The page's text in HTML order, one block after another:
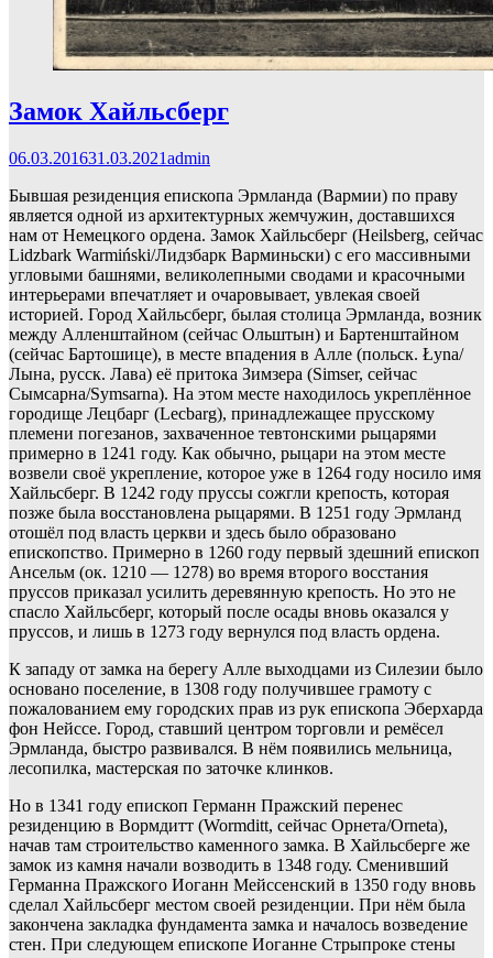
Замок Хайльсберг
06.03.201631.03.2021admin
Бывшая резиденция епископа Эрмланда (Вармии) по праву
является одной из архитектурных жемчужин, доставшихся
нам от Немецкого ордена. Замок Хайльсберг (Heilsberg, сейчас
Lidzbark Warmiński/Лидзбарк Варминьски) с его массивными
угловыми башнями, великолепными сводами и красочными
интерьерами впечатляет и очаровывает, увлекая своей
историей. Город Хайльсберг, былая столица Эрмланда, возник
между Алленштайном (сейчас Ольштын) и Бартенштайном
(сейчас Бартошице), в месте впадения в Алле (польск. Łyna/
Лына, русск. Лава) её притока Зимзера (Simser, сейчас
Сымсарна/Symsarna). На этом месте находилось укреплённое
городище Лецбарг (Lecbarg), принадлежащее прусскому
племени погезанов, захваченное тевтонскими рыцарями
примерно в 1241 году. Как обычно, рыцари на этом месте
возвели своё укрепление, которое уже в 1264 году носило имя
Хайльсберг. В 1242 году пруссы сожгли крепость, которая
позже была восстановлена рыцарями. В 1251 году Эрмланд
отошёл под власть церкви и здесь было образовано
епископство. Примерно в 1260 году первый здешний епископ
Ансельм (ок. 1210 — 1278) во время второго восстания
пруссов приказал усилить деревянную крепость. Но это не
спасло Хайльсберг, который после осады вновь оказался у
пруссов, и лишь в 1273 году вернулся под власть ордена.
К западу от замка на берегу Алле выходцами из Силезии было
основано поселение, в 1308 году получившее грамоту с
пожалованием ему городских прав из рук епископа Эберхарда
фон Нейссе. Город, ставший центром торговли и ремёсел
Эрмланда, быстро развивался. В нём появились мельница,
лесопилка, мастерская по заточке клинков.
Но в 1341 году епископ Германн Пражский перенес
резиденцию в Вормдитт (Wormditt, сейчас Орнета/Orneta),
начав там строительство каменного замка. В Хайльсберге же
замок из камня начали возводить в 1348 году. Сменивший
Германна Пражского Иоганн Мейссенский в 1350 году вновь
сделал Хайльсберг местом своей резиденции. При нём была
закончена закладка фундамента замка и началось возведение
стен. При следующем епископе Иоганне Стрыпроке стены